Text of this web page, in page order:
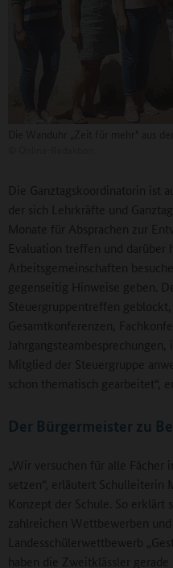
Die Ganztagskoordinatorin ist
der sich Lehrkräfte und
Monate für Absprachen zur
Evaluation treffen und darüber
Arbeitsgemeinschaften
gegenseitig Hinweise geben.
Steuergruppentreffen
Gesamtkonferenzen,
Mitglied der Steuergruppe
schon thematisch gearbeitet“,
Der Bürgermeister zu
„Wir versuchen für alle
setzen“, erläutert Schulleiterin
Konzept der Schule. So erklärt
zahlreichen Wettbewerben
Landesschülerwettbewerb
haben die Zweitklässler